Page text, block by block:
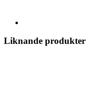
Liknande produkter